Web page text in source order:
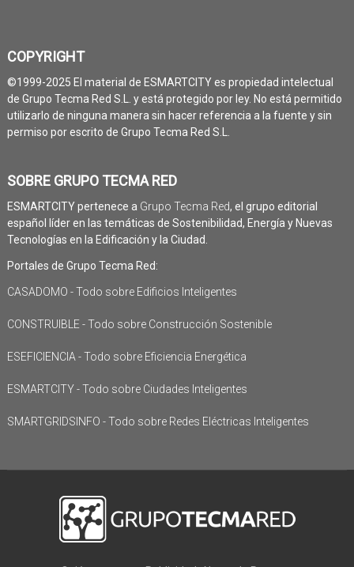
COPYRIGHT
©1999-2025 El material de ESMARTCITY es propiedad intelectual
de Grupo Tecma Red S.L. y está protegido por ley. No está permitido
utilizarlo de ninguna manera sin hacer referencia a la fuente y sin
permiso por escrito de Grupo Tecma Red S.L.
SOBRE GRUPO TECMA RED
ESMARTCITY pertenece a Grupo Tecma Red, el grupo editorial
español líder en las temáticas de Sostenibilidad, Energía y Nuevas
Tecnologías en la Edificación y la Ciudad.
Portales de Grupo Tecma Red:
CASADOMO - Todo sobre Edificios Inteligentes
CONSTRUIBLE - Todo sobre Construcción Sostenible
ESEFICIENCIA - Todo sobre Eficiencia Energética
ESMARTCITY - Todo sobre Ciudades Inteligentes
SMARTGRIDSINFO - Todo sobre Redes Eléctricas Inteligentes